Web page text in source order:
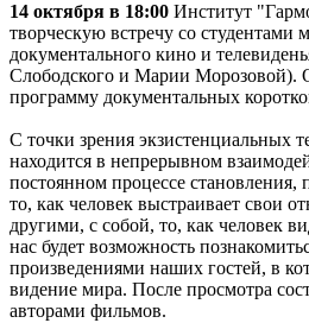
14 октября в 18:00 Институт
творческую встречу со студентами
документального кино и
Слободского и Марии Морозовой).
программу документальных
С точки зрения экзистенциальных
находится в непрерывном
постоянном процессе становления,
то, как человек выстраивает свои
другими, с собой, то, как человек
нас будет возможность
произведениями наших гостей, в
видение мира. После просмотра
авторами фильмов.